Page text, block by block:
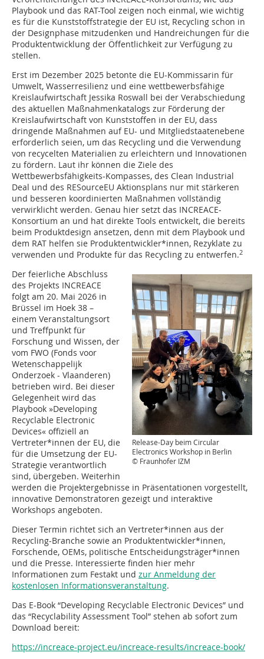
Playbook und das RAT-Tool zeigen noch einmal, wie wichtig
es für die Kunststoffstrategie der EU ist, Recycling schon in
der Designphase mitzudenken und Handreichungen für die
Produktentwicklung der Öffentlichkeit zur Verfügung zu
stellen.
Erst im Dezember 2025 betonte die EU-Kommissarin für
Umwelt, Wasserresilienz und eine wettbewerbsfähige
Kreislaufwirtschaft Jessika Roswall bei der Verabschiedung
des aktuellen Maßnahmenkatalogs zur Förderung der
Kreislaufwirtschaft von Kunststoffen in der EU, dass
dringende Maßnahmen auf EU- und Mitgliedstaatenebene
erforderlich seien, um das Recycling und die Verwendung
von recycelten Materialien zu erleichtern und Innovationen
zu fördern. Laut ihr können die Ziele des
Wettbewerbsfähigkeits-Kompasses, des Clean Industrial
Deal und des RESourceEU Aktionsplans nur mit stärkeren
und besseren koordinierten Maßnahmen vollständig
verwirklicht werden. Genau hier setzt das INCREACE-
Konsortium an und hat direkte Tools entwickelt, die bereits
beim Produktdesign ansetzen, denn mit dem Playbook und
dem RAT helfen sie Produktentwickler*innen, Rezyklate zu
verwenden und Produkte für das Recycling zu entwerfen.2
Release-Day beim Circular
Electronics Workshop in Berlin
© Fraunhofer IZM
Der feierliche Abschluss
des Projekts INCREACE
folgt am 20. Mai 2026 in
Brüssel im Hoek 38 –
einem Veranstaltungsort
und Treffpunkt für
Forschung und Wissen, der
vom FWO (Fonds voor
Wetenschappelijk
Onderzoek - Vlaanderen)
betrieben wird. Bei dieser
Gelegenheit wird das
Playbook »Developing
Recyclable Electronic
Devices« offiziell an
Vertreter*innen der EU, die
für die Umsetzung der EU-
Strategie verantwortlich
sind, übergeben. Weiterhin
werden die Projektergebnisse in Präsentationen vorgestellt,
innovative Demonstratoren gezeigt und interaktive
Workshops angeboten.
Dieser Termin richtet sich an Vertreter*innen aus der
Recycling-Branche sowie an Produktentwickler*innen,
Forschende, OEMs, politische Entscheidungsträger*innen
und die Presse. Interessierte finden hier mehr
Informationen zum Festakt und zur Anmeldung der
kostenlosen Informationsveranstaltung.
Das E-Book “Developing Recyclable Electronic Devices” und
das “Recyclability Assessment Tool” stehen ab sofort zum
Download bereit:
https://increace-project.eu/increace-results/increace-book/